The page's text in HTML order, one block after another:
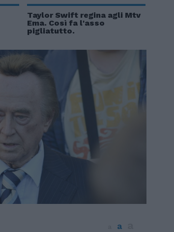
Taylor Swift regina agli Mtv
Ema. Così fa l'asso
pigliatutto.
a